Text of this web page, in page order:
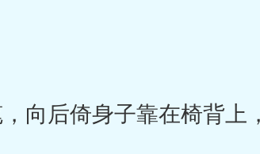
向后倚身子靠在椅背上